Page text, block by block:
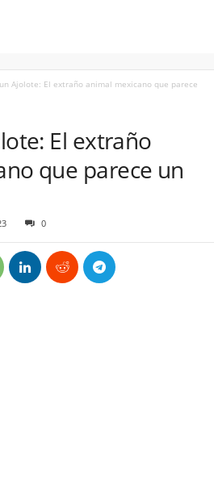
Ajolote: El extraño animal mexicano que parece
El extraño
que parece un
0